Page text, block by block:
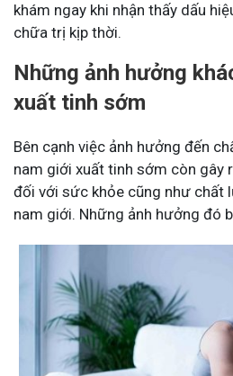
khám ngay khi nhận thấy dấu
chữa trị kịp thời.
Những ảnh hưởng
xuất tinh sớm
Bên cạnh việc ảnh hưởng đến
nam giới xuất tinh sớm còn gây
đối với sức khỏe cũng như chất
nam giới. Những ảnh hưởng đó